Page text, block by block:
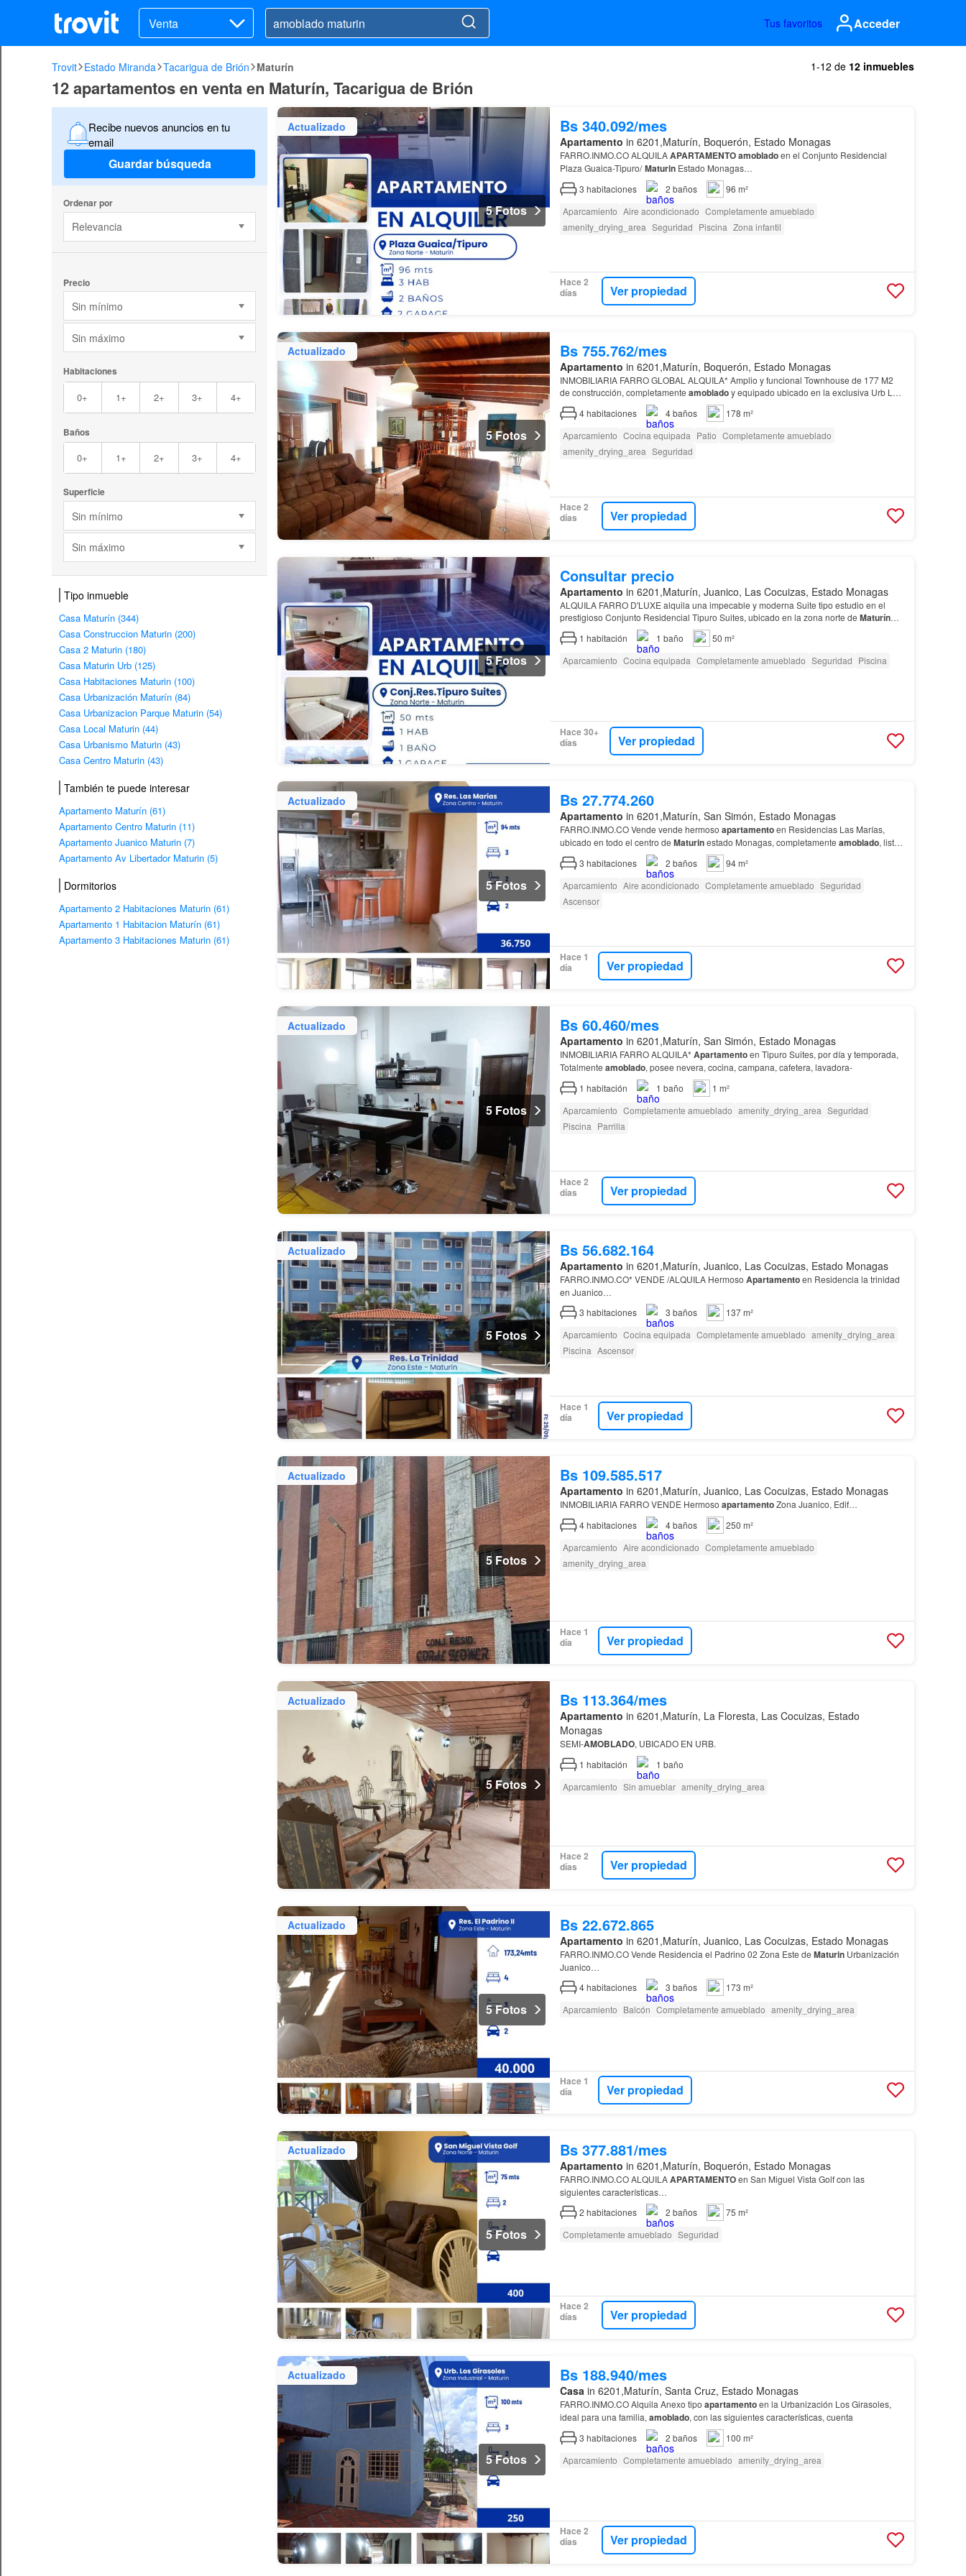
Venta Tus favoritos Acceder
Trovit Estado Miranda Tacarigua de Brión Maturín 1-12 de 12 inmuebles
12 apartamentos en venta en Maturín, Tacarigua de Brión
Recibe nuevos anuncios en tu
email
Guardar búsqueda
Ordenar por
Relevancia
Precio
Sin mínimo
Sin máximo
Habitaciones
0+ 1+ 2+ 3+ 4+
Baños
0+ 1+ 2+ 3+ 4+
Superficie
Sin mínimo
Sin máximo
Tipo inmueble
Casa Maturín (344)
Casa Construccion Maturin (200)
Casa 2 Maturin (180)
Casa Maturin Urb (125)
Casa Habitaciones Maturin (100)
Casa Urbanización Maturín (84)
Casa Urbanizacion Parque Maturin (54)
Casa Local Maturin (44)
Casa Urbanismo Maturin (43)
Casa Centro Maturin (43)
También te puede interesar
Apartamento Maturín (61)
Apartamento Centro Maturin (11)
Apartamento Juanico Maturin (7)
Apartamento Av Libertador Maturin (5)
Dormitorios
Apartamento 2 Habitaciones Maturin (61)
Apartamento 1 Habitacion Maturín (61)
Apartamento 3 Habitaciones Maturin (61)
Actualizado
5 Fotos
Bs 340.092/mes
Apartamento in 6201,Maturín, Boquerón, Estado Monagas
FARRO.INMO.CO ALQUILAAPARTAMENTOamobladoen el Conjunto Residencial
Plaza Guaica-Tipuro/MaturinEstado Monagas…
3 habitaciones 2 baños
96 m²
Aparcamiento Aire acondicionado Completamente amueblado
amenity_drying_area Seguridad Piscina Zona infantil
Hace 2
días
Ver propiedad
Actualizado
5 Fotos
Bs 755.762/mes
Apartamento in 6201,Maturín, Boquerón, Estado Monagas
INMOBILIARIA FARRO GLOBAL ALQUILA* Amplio y funcional Townhouse de 177 M2
de construcción, completamente amobladoy equipado ubicado en la exclusiva Urb La
Lagunita en el sector Tipuro de
Maturín.…
4habitaciones 4baños
178 m²
Aparcamiento Cocina equipada Patio Completamente amueblado
amenity_drying_area Seguridad
Hace 2
días
Ver propiedad
5 Fotos
Consultar precio
Apartamento in 6201,Maturín, Juanico, Las Cocuizas, Estado Monagas
ALQUILA FARRO D'LUXE alquila una impecable y moderna Suite tipo estudio en el
prestigioso Conjunto Residencial Tipuro Suites, ubicado en la zona norte de Maturín
parejas que buscan confort y seguridad.Carácteristicas del inmu…
1 habitación 1 baño
50 m²
Aparcamiento Cocina equipada Completamente amueblado Seguridad Piscina
Hace 30+
días
Ver propiedad
Actualizado
5 Fotos
Bs 27.774.260
Apartamento in 6201,Maturín, San Simón, Estado Monagas
FARRO.INMO.CO Vende vende hermoso apartamentoen Residencias Las Marías,
ubicado en todo el centro de Maturinestado Monagas, completamente amoblado, listo
Elapartamento posee aire acondicionado integral de 5 toneladas, piso…
3 habitaciones 2 baños
94 m²
Aparcamiento Aire acondicionado Completamente amueblado Seguridad
Ascensor
Hace 1
día
Ver propiedad
Actualizado
5 Fotos
Bs 60.460/mes
Apartamento in 6201,Maturín, San Simón, Estado Monagas
INMOBILIARIA FARRO ALQUILA* Apartamentoen Tipuro Suites, por día y temporada,
Totalmente amoblado, posee nevera, cocina, campana, cafetera, lavadora-
1 habitación 1 baño
1 m²
Aparcamiento Completamente amueblado amenity_drying_area Seguridad
Piscina Parrilla
Hace 2
días
Ver propiedad
Actualizado
5 Fotos
Bs 56.682.164
Apartamento in 6201,Maturín, Juanico, Las Cocuizas, Estado Monagas
FARRO.INMO.CO* VENDE /ALQUILA Hermoso Apartamentoen Residencia la trinidad
en Juanico…
3 habitaciones 3 baños
137 m²
Aparcamiento Cocina equipada Completamente amueblado amenity_drying_area
Piscina Ascensor
Hace 1
día
Ver propiedad
Actualizado
5 Fotos
Bs 109.585.517
Apartamento in 6201,Maturín, Juanico, Las Cocuizas, Estado Monagas
INMOBILIARIA FARRO VENDE Hermoso apartamentoZona Juanico, Edif…
4habitaciones 4baños
250 m²
Aparcamiento Aire acondicionado Completamente amueblado
amenity_drying_area
Hace 1
día
Ver propiedad
Actualizado
5 Fotos
Bs 113.364/mes
Apartamento in 6201,Maturín, La Floresta, Las Cocuizas, Estado
Monagas
SEMI-AMOBLADO, UBICADO EN URB.
1 habitación 1 baño
Aparcamiento Sin amueblar amenity_drying_area
Hace 2
días
Ver propiedad
Actualizado
5 Fotos
Bs 22.672.865
Apartamento in 6201,Maturín, Juanico, Las Cocuizas, Estado Monagas
FARRO.INMO.CO Vende Residencia el Padrino 02 Zona Este de MaturinUrbanización
Juanico…
4habitaciones 3 baños
173 m²
Aparcamiento Balcón Completamente amueblado amenity_drying_area
Hace 1
día
Ver propiedad
Actualizado
5 Fotos
Bs 377.881/mes
Apartamento in 6201,Maturín, Boquerón, Estado Monagas
FARRO.INMO.CO ALQUILAAPARTAMENTOen San Miguel Vista Golf con las
siguientes características…
2 habitaciones 2 baños
75 m²
Completamente amueblado Seguridad
Hace 2
días
Ver propiedad
Actualizado
5 Fotos
Bs 188.940/mes
Casa in 6201,Maturín, Santa Cruz, Estado Monagas
FARRO.INMO.CO Alquila Anexo tipo apartamentoen la Urbanización Los Girasoles,
ideal para una familia, amoblado, con las siguientes características, cuenta
3 habitaciones 2 baños
100 m²
Aparcamiento Completamente amueblado amenity_drying_area
Hace 2
días
Ver propiedad